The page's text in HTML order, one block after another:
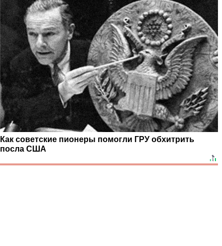
Как советские пионеры помогли ГРУ обхитрить
посла США